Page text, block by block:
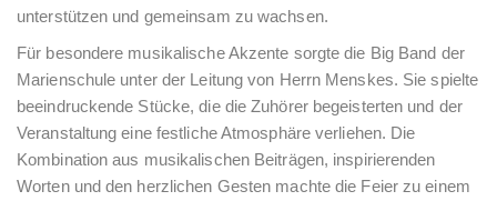
unterstützen und gemeinsam zu wachsen.
Für besondere musikalische Akzente sorgte die Big Band der
Marienschule unter der Leitung von Herrn Menskes. Sie spielte
beeindruckende Stücke, die die Zuhörer begeisterten und der
Veranstaltung eine festliche Atmosphäre verliehen. Die
Kombination aus musikalischen Beiträgen, inspirierenden
Worten und den herzlichen Gesten machte die Feier zu einem